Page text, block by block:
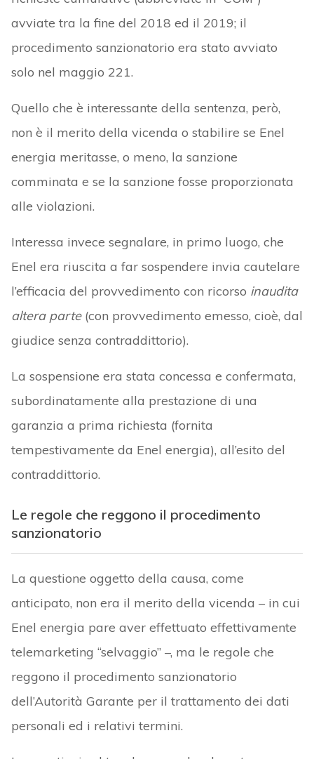
avviate tra la fine del 2018 ed il 2019; il
procedimento sanzionatorio era stato avviato
solo nel maggio 221.
Quello che è interessante della sentenza, però,
non è il merito della vicenda o stabilire se Enel
energia meritasse, o meno, la sanzione
comminata e se la sanzione fosse proporzionata
alle violazioni.
Interessa invece segnalare, in primo luogo, che
Enel era riuscita a far sospendere invia cautelare
l’efficacia del provvedimento con ricorso inaudita
altera parte(con provvedimento emesso, cioè, dal
giudice senza contraddittorio).
La sospensione era stata concessa e confermata,
subordinatamente alla prestazione di una
garanzia a prima richiesta (fornita
tempestivamente da Enel energia), all’esito del
contraddittorio.
Le regole che reggono il procedimento
sanzionatorio
La questione oggetto della causa, come
anticipato, non era il merito della vicenda – in cui
Enel energia pare aver effettuato effettivamente
telemarketing “selvaggio” –, ma le regole che
reggono il procedimento sanzionatorio
dell’Autorità Garante per il trattamento dei dati
personali ed i relativi termini.